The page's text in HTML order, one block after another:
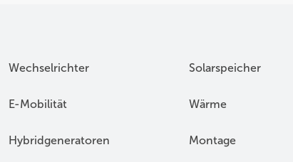
Wechselrichter Solarspeicher
E-Mobilität Wärme
Hybridgeneratoren Montage